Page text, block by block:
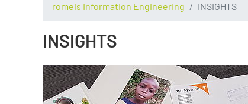
romeis Information Engineering INSIGHTS
INSIGHTS